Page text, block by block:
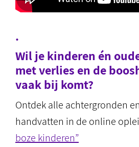
.
Wil je kinderen én
met verlies en de
vaak bij komt?
Ontdek alle achtergronden
handvatten in de online
boze kinderen”